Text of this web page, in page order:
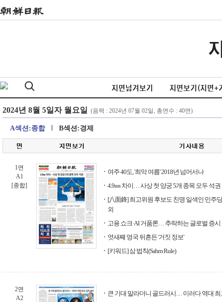
지면넘겨보기 지면보기(지면+
A섹션:종합 B섹션:경제
1면
A1
[종합]
여주 40도, '최악 여름' 2018년 넘어서나
4.9㎜ 차이… 사상 첫 양궁 5개 종목 모두 석권
[八面鋒] 최고위원 후보도 친명 일색인 민주
외
고용 쇼크·AI 거품론… 추락하는 글로벌 증시
엿새째 영국 뒤흔든 '거짓 정보'
[키워드] 삼 법칙(Sahm Rule)
2면
A2
큰 기대 말라더니 골드러시… 이러다 역대 최